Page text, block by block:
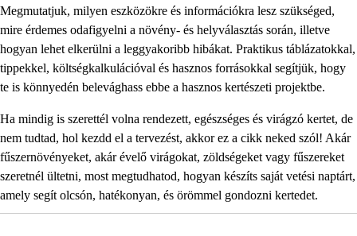
Megmutatjuk, milyen eszközökre és információkra lesz szükséged,
mire érdemes odafigyelni a növény- és helyválasztás során, illetve
hogyan lehet elkerülni a leggyakoribb hibákat. Praktikus táblázatokkal,
tippekkel, költségkalkulációval és hasznos forrásokkal segítjük, hogy
te is könnyedén belevághass ebbe a hasznos kertészeti projektbe.
Ha mindig is szerettél volna rendezett, egészséges és virágzó kertet, de
nem tudtad, hol kezdd el a tervezést, akkor ez a cikk neked szól! Akár
fűszernövényeket, akár évelő virágokat, zöldségeket vagy fűszereket
szeretnél ültetni, most megtudhatod, hogyan készíts saját vetési naptárt,
amely segít olcsón, hatékonyan, és örömmel gondozni kertedet.